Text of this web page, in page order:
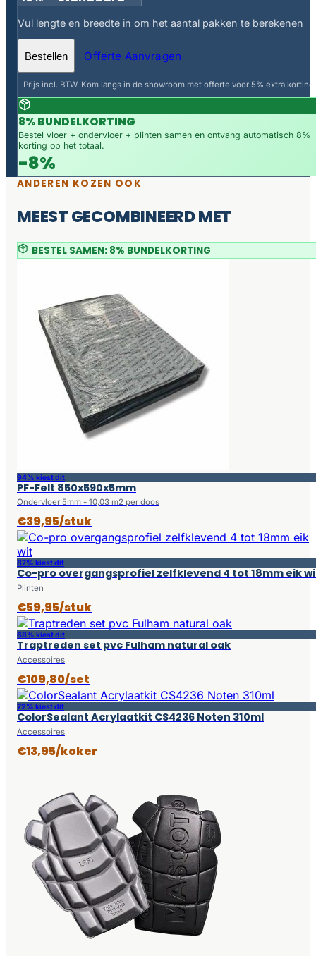
Vul lengte en breedte in om het aantal pakken te berekenen
Bestellen Offerte Aanvragen
Prijs incl. BTW. Kom langs in de showroom met offerte voor 5% extra korting.
8% BUNDELKORTING
Bestel vloer + ondervloer + plinten samen en ontvang automatisch 8%
korting op het totaal.
-8%
ANDEREN KOZEN OOK
MEEST GECOMBINEERD MET
BESTEL SAMEN: 8% BUNDELKORTING
94% kiest dit
PF-Felt 850x590x5mm
Ondervloer 5mm - 10,03 m2 per doos
€39,95/stuk
87% kiest dit
Co-pro overgangsprofiel zelfklevend 4 tot 18mm eik
Plinten
€59,95/stuk
68% kiest dit
Traptreden set pvc Fulham natural oak
Accessoires
€109,80/set
72% kiest dit
ColorSealant Acrylaatkit CS4236 Noten 310ml
Accessoires
€13,95/koker